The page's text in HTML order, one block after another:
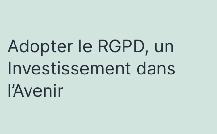
Adopter le RGPD, un
Investissement dans
l’Avenir